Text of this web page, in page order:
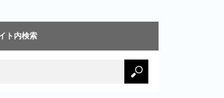
ト内検索